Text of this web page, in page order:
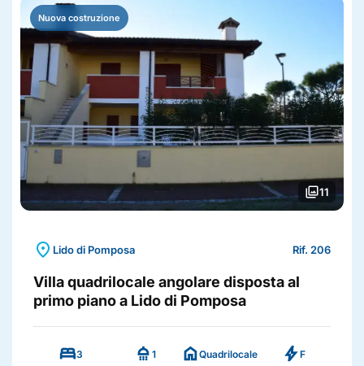
Nuova costruzione
photo_library11
location_on Lido di Pomposa Rif. 206
Villa quadrilocale angolare disposta al
primo piano a Lido di Pomposa
bed3 shower 1 homeQuadrilocale boltF